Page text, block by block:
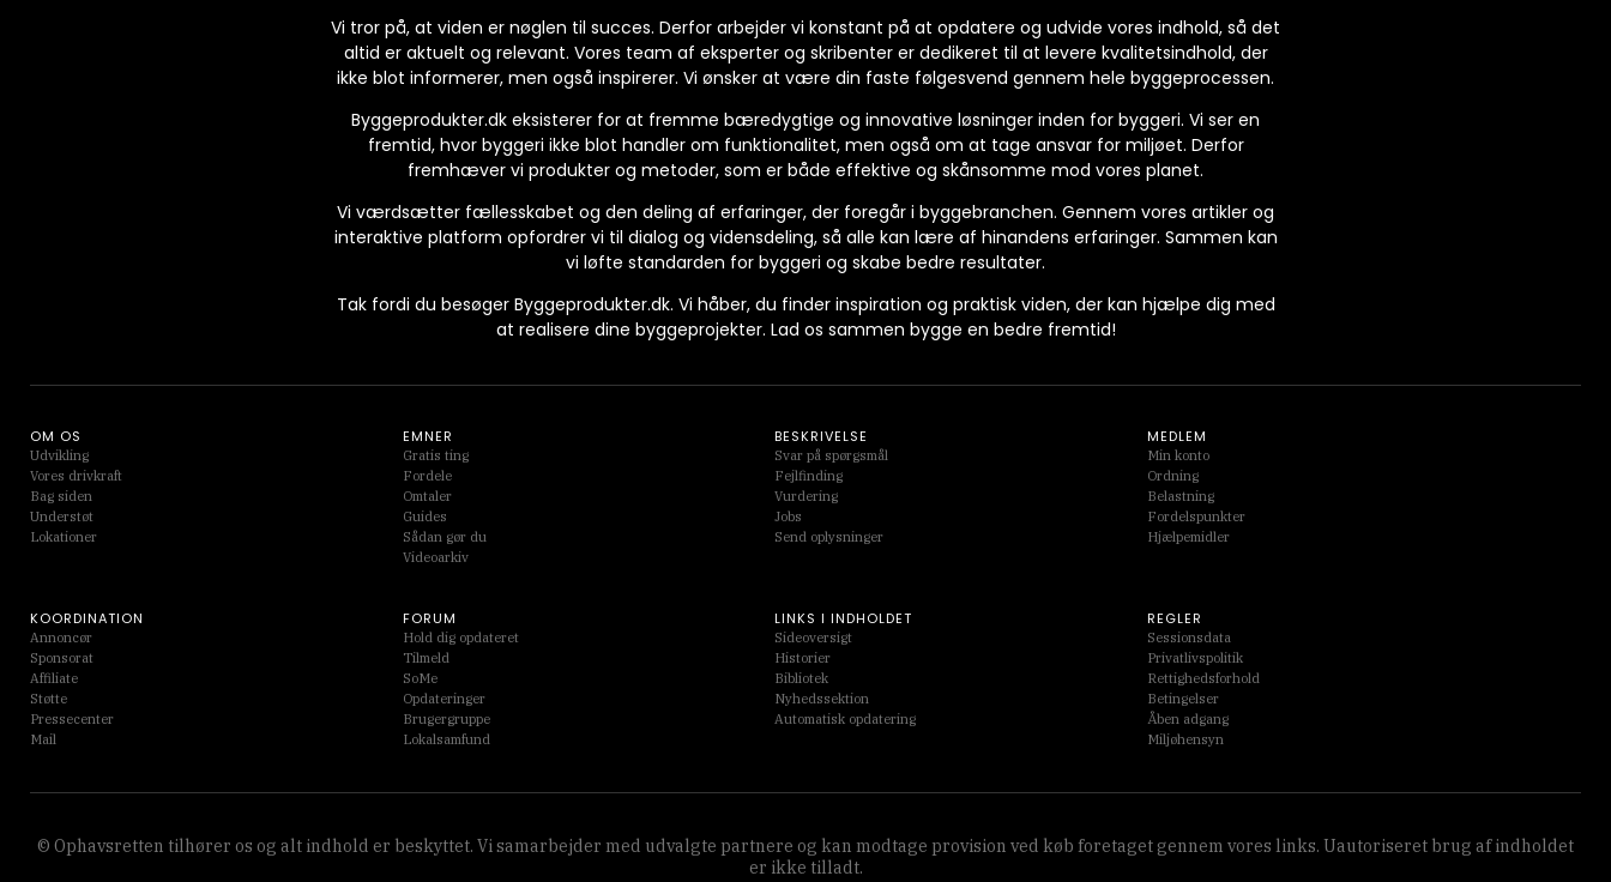
Vi tror på, at viden er nøglen til succes. Derfor arbejder vi konstant på at opdatere og udvide vores indhold, så det
altid er aktuelt og relevant. Vores team af eksperter og skribenter er dedikeret til at levere kvalitetsindhold, der
ikke blot informerer, men også inspirerer. Vi ønsker at være din faste følgesvend gennem hele byggeprocessen.
Byggeprodukter.dk eksisterer for at fremme bæredygtige og innovative løsninger inden for byggeri. Vi ser en
fremtid, hvor byggeri ikke blot handler om funktionalitet, men også om at tage ansvar for miljøet. Derfor
fremhæver vi produkter og metoder, som er både effektive og skånsomme mod vores planet.
Vi værdsætter fællesskabet og den deling af erfaringer, der foregår i byggebranchen. Gennem vores artikler og
interaktive platform opfordrer vi til dialog og vidensdeling, så alle kan lære af hinandens erfaringer. Sammen kan
vi løfte standarden for byggeri og skabe bedre resultater.
Tak fordi du besøger Byggeprodukter.dk. Vi håber, du finder inspiration og praktisk viden, der kan hjælpe dig med
at realisere dine byggeprojekter. Lad os sammen bygge en bedre fremtid!
© Ophavsretten tilhører os og alt indhold er beskyttet. Vi samarbejder med udvalgte partnere og kan modtage provision ved køb foretaget gennem vores links. Uautoriseret brug af indholdet
er ikke tilladt.
OM OS
Udvikling
Vores drivkraft
Bag siden
Understøt
Lokationer
EMNER
Gratis ting
Fordele
Omtaler
Guides
Sådan gør du
Videoarkiv
BESKRIVELSE
Svar på spørgsmål
Fejlfinding
Vurdering
Jobs
Send oplysninger
MEDLEM
Min konto
Ordning
Belastning
Fordelspunkter
Hjælpemidler
KOORDINATION
Annoncør
Sponsorat
Affiliate
Støtte
Pressecenter
Mail
FORUM
Hold dig opdateret
Tilmeld
SoMe
Opdateringer
Brugergruppe
Lokalsamfund
LINKS I INDHOLDET
Sideoversigt
Historier
Bibliotek
Nyhedssektion
Automatisk opdatering
REGLER
Sessionsdata
Privatlivspolitik
Rettighedsforhold
Betingelser
Åben adgang
Miljøhensyn